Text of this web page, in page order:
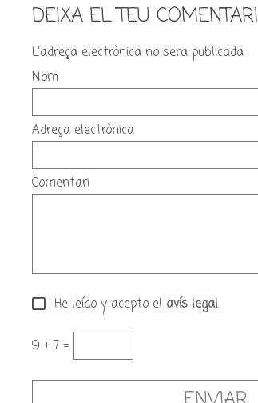
DEIXA EL TEU COMENTARI
L'adreça electrònica no sera publicada
Nom
Adreça electrònica
Comentari
He leído y acepto el avís legal.
9 + 7 =